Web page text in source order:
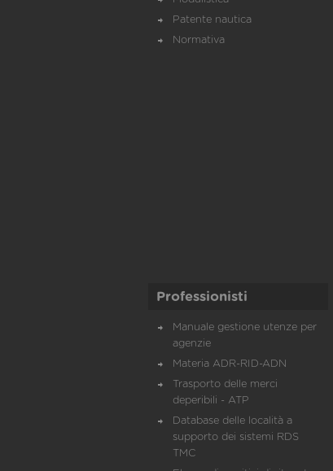
Patente nautica
Normativa
Professionisti
Manuale gestione utenze per
agenzie
Materia ADR-RID-ADN
Trasporto delle merci
deperibili - ATP
Database delle località a
supporto dei sistemi RDS
TMC